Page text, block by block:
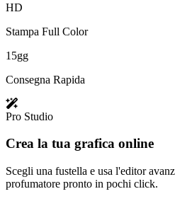
HD
Stampa Full Color
15gg
Consegna Rapida
Pro Studio
Crea la tua grafica online
Scegli una fustella e usa l'editor
profumatore pronto in pochi click.